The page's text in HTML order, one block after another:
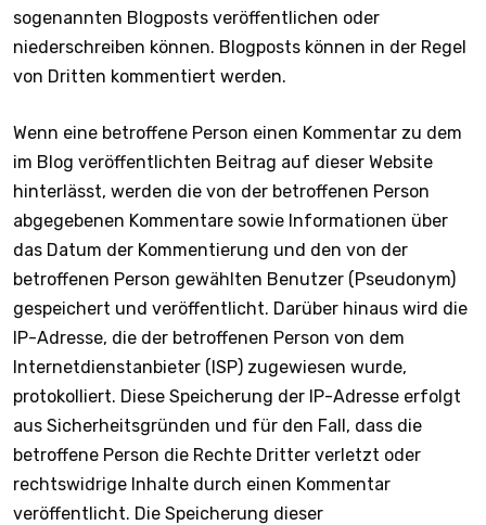
sogenannten Blogposts veröffentlichen oder
niederschreiben können. Blogposts können in der Regel
von Dritten kommentiert werden.
Wenn eine betroffene Person einen Kommentar zu dem
im Blog veröffentlichten Beitrag auf dieser Website
hinterlässt, werden die von der betroffenen Person
abgegebenen Kommentare sowie Informationen über
das Datum der Kommentierung und den von der
betroffenen Person gewählten Benutzer (Pseudonym)
gespeichert und veröffentlicht. Darüber hinaus wird die
IP-Adresse, die der betroffenen Person von dem
Internetdienstanbieter (ISP) zugewiesen wurde,
protokolliert. Diese Speicherung der IP-Adresse erfolgt
aus Sicherheitsgründen und für den Fall, dass die
betroffene Person die Rechte Dritter verletzt oder
rechtswidrige Inhalte durch einen Kommentar
veröffentlicht. Die Speicherung dieser